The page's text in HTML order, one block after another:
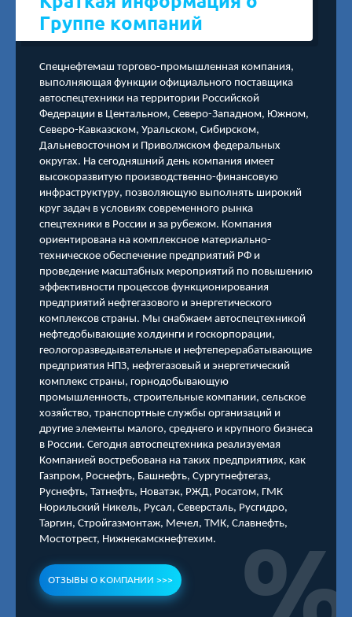
Группе компаний
Спецнефтемаш торгово-промышленная компания,
выполняющая функции официального поставщика
автоспецтехники на территории Российской
Федерации в Центальном, Северо-Западном, Южном,
Северо-Кавказском, Уральском, Сибирском,
Дальневосточном и Приволжском федеральных
округах. На сегодняшний день компания имеет
высокоразвитую производственно-финансовую
инфраструктуру, позволяющую выполнять широкий
круг задач в условиях современного рынка
спецтехники в России и за рубежом. Компания
ориентирована на комплексное материально-
техническое обеспечение предприятий РФ и
проведение масштабных мероприятий по повышению
эффективности процессов функционирования
предприятий нефтегазового и энергетического
комплексов страны. Мы снабжаем автоспецтехникой
нефтедобывающие холдинги и госкорпорации,
геологоразведывательные и нефтеперерабатывающие
предприятия НПЗ, нефтегазовый и энергетический
комплекс страны, горнодобывающую
промышленность, строительные компании, сельское
хозяйство, транспортные службы организаций и
другие элементы малого, среднего и крупного бизнеса
в России. Сегодня автоспецтехника реализуемая
Компанией востребована на таких предприятиях, как
Газпром, Роснефть, Башнефть, Сургутнефтегаз,
Руснефть, Татнефть, Новатэк, РЖД, Росатом, ГМК
Норильский Никель, Русал, Северсталь, Русгидро,
Таргин, Стройгазмонтаж, Мечел, ТМК, Славнефть,
Мостотрест, Нижнекамскнефтехим.
ОТЗЫВЫ О КОМПАНИИ >>>